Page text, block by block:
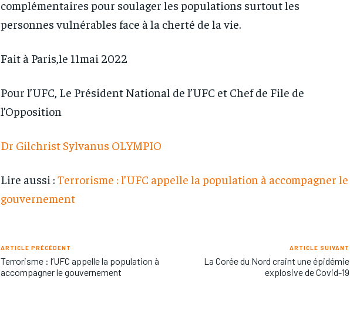
complémentaires pour soulager les populations surtout les
personnes vulnérables face à la cherté de la vie.
Fait à Paris,le 11mai 2022
Pour l’UFC, Le Président National de l’UFC et Chef de File de
l’Opposition
Dr Gilchrist Sylvanus OLYMPIO
Lire aussi : Terrorisme : l’UFC appelle la population à accompagner le
gouvernement
ARTICLE PRÉCÉDENT
Terrorisme : l’UFC appelle la population à
accompagner le gouvernement
ARTICLE SUIVANT
La Corée du Nord craint une épidémie
explosive de Covid-19